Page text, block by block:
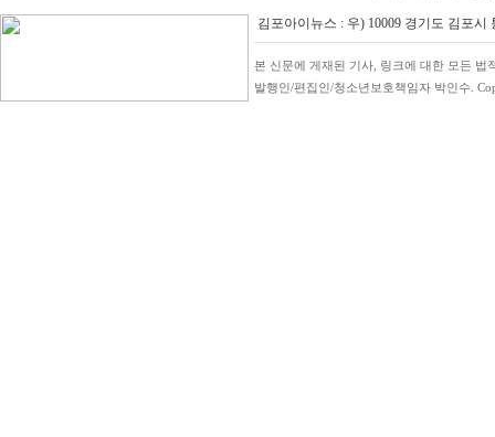
김포아이뉴스 : 우) 10009 경기도 김포시
본 신문에 게재된 기사, 링크에 대한 모든 법
발행인/편집인/청소년보호책임자 박인수.